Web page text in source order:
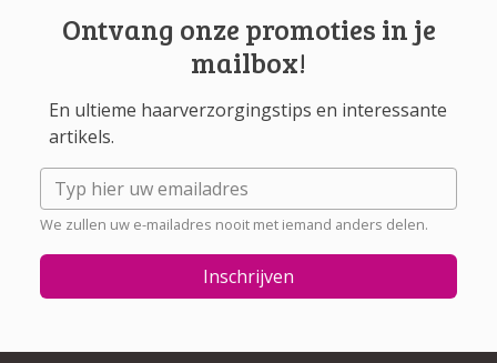
Ontvang onze promoties in je
mailbox!
En ultieme haarverzorgingstips en interessante
artikels.
We zullen uw e-mailadres nooit met iemand anders delen.
Inschrijven